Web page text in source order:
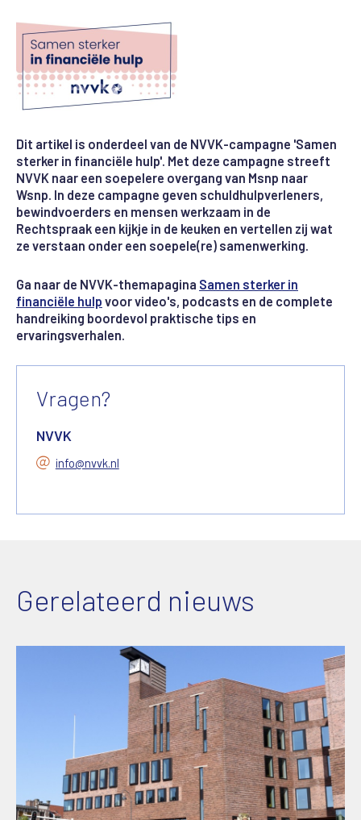
Dit artikel is onderdeel van de NVVK-campagne 'Samen
sterker in financiële hulp'. Met deze campagne streeft
NVVK naar een soepelere overgang van Msnp naar
Wsnp. In deze campagne geven schuldhulpverleners,
bewindvoerders en mensen werkzaam in de
Rechtspraak een kijkje in de keuken en vertellen zij wat
ze verstaan onder een soepele(re) samenwerking.
Ga naar de NVVK-themapagina Samen sterker in
financiële hulp voor video's, podcasts en de complete
handreiking boordevol praktische tips en
ervaringsverhalen.
Vragen?
NVVK
info@nvvk.nl
Gerelateerd nieuws